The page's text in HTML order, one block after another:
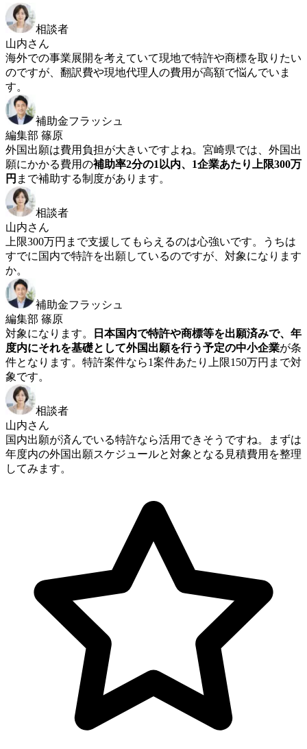
相談者
山内さん
海外での事業展開を考えていて現地で特許や商標を取りたい
のですが、翻訳費や現地代理人の費用が高額で悩んでいま
す。
補助金フラッシュ
編集部 篠原
外国出願は費用負担が大きいですよね。宮崎県では、外国出
願にかかる費用の補助率2分の1以内、1企業あたり上限300万
円 まで補助する制度があります。
相談者
山内さん
上限300万円まで支援してもらえるのは心強いです。うちは
すでに国内で特許を出願しているのですが、対象になります
か。
補助金フラッシュ
編集部 篠原
対象になります。
日本国内で特許や商標等を出願済みで、年
度内にそれを基礎として外国出願を行う予定の中小企業が条
件となります。特許案件なら1案件あたり上限150万円まで対
象です。
相談者
山内さん
国内出願が済んでいる特許なら活用できそうですね。まずは
年度内の外国出願スケジュールと対象となる見積費用を整理
してみます。